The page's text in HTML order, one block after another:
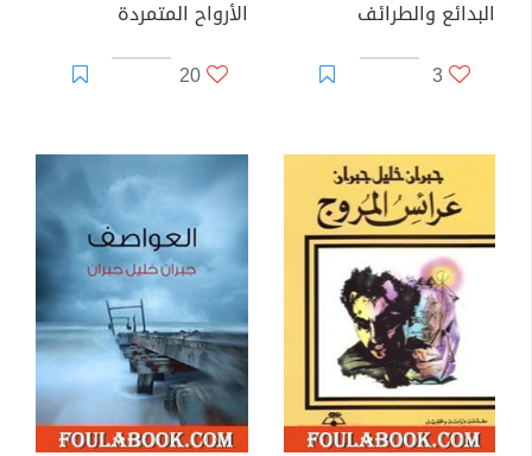
البدائع والطرائف
3
الأرواح المتمردة
20